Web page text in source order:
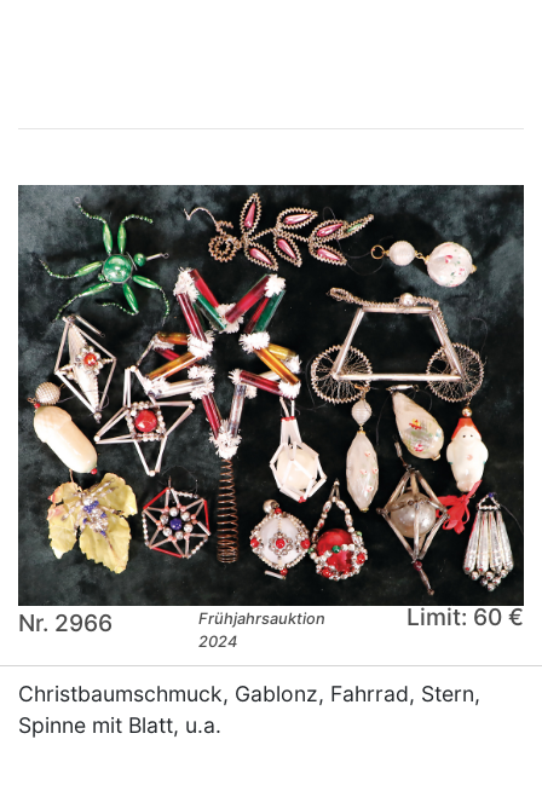
Nr. 2966
Frühjahrsauktion
2024
Limit: 60 €
Christbaumschmuck, Gablonz, Fahrrad, Stern,
Spinne mit Blatt, u.a.